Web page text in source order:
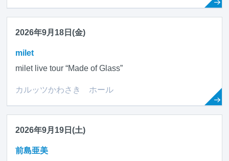
2026年9月18日(金)
milet
milet live tour “Made of Glass”
カルッツかわさき ホール
2026年9月19日(土)
前島亜美